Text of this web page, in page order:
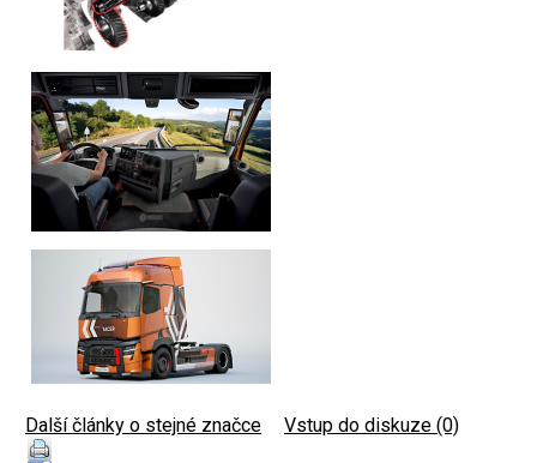
Další články o stejné značce Vstup do diskuze (0)